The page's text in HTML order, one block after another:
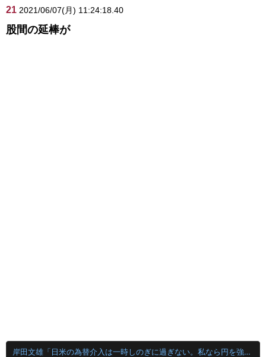
21 2021/06/07(月) 11:24:18.40
股間の延棒が
岸田文雄「日米の為替介入は一時しのぎに過ぎない。私なら円を強くすることが出来る」